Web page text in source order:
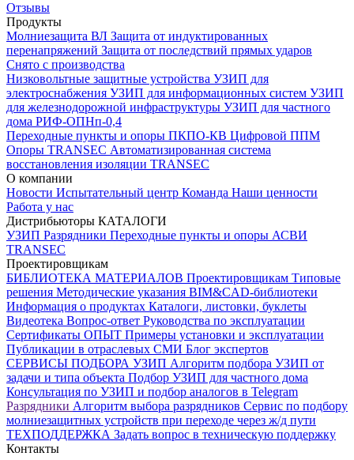
Отзывы
Продукты
Молниезащита ВЛ Защита от индуктированных
перенапряжений Защита от последствий прямых ударов
Снято с производства
Низковольтные защитные устройства УЗИП для
электроснабжения УЗИП для информационных систем УЗИП
для железнодорожной инфраструктуры УЗИП для частного
дома РИФ-ОПНп-0,4
Переходные пункты и опоры ПКПО-КВ Цифровой ППМ
Опоры TRANSEC Автоматизированная система
восстановления изоляции TRANSEC
О компании
Новости Испытательный центр Команда Наши ценности
Работа у нас
Дистрибьюторы КАТАЛОГИ
УЗИП Разрядники Переходные пункты и опоры АСВИ
TRANSEC
Проектировщикам
БИБЛИОТЕКА МАТЕРИАЛОВ Проектировщикам Типовые
решения Методические указания BIM&CAD-библиотеки
Информация о продуктах Каталоги, листовки, буклеты
Видеотека Вопрос-ответ Руководства по эксплуатации
Сертификаты ОПЫТ Примеры установки и эксплуатации
Публикации в отраслевых СМИ Блог экспертов
СЕРВИСЫ ПОДБОРА УЗИП Алгоритм подбора УЗИП от
задачи и типа объекта Подбор УЗИП для частного дома
Консультация по УЗИП и подбор аналогов в Telegram
Разрядники Алгоритм выбора разрядников Сервис по подбору
молниезащитных устройств при переходе через ж/д пути
ТЕХПОДДЕРЖКА Задать вопрос в техническую поддержку
Контакты